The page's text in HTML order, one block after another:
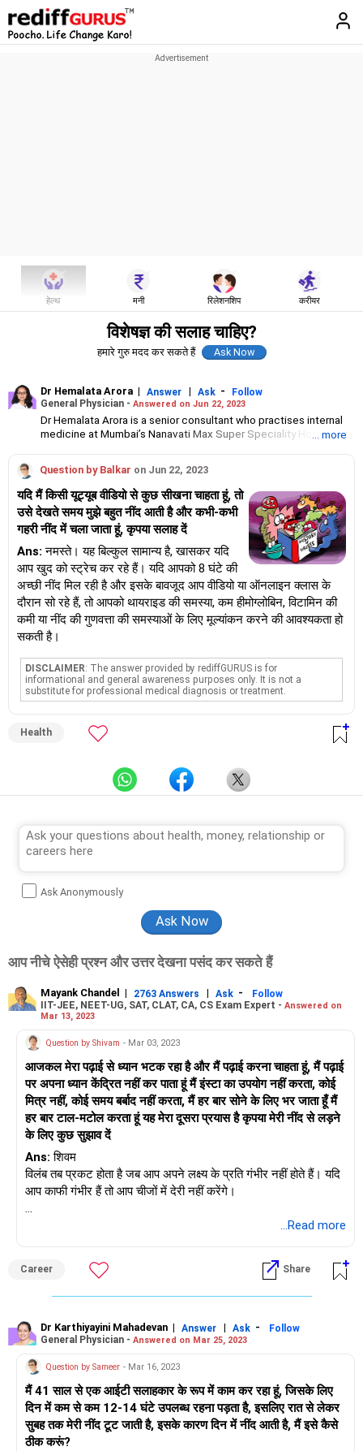
हेल्थ मनी रिलेशनशिप करीयर
विशेषज्ञ की सलाह चाहिए?
हमारे गुरु मदद कर सकते हैं
Dr Hemalata Arora | Answer | Ask -
Follow
General Physician - Answered on Jun 22, 2023
Dr Hemalata Arora is a senior consultant who practises internal
medicine at Mumbai’s Nanavati Max Super Speciality Hospital.
Dr Arora completed her MBBS and MD from the King Edward
Memorial Hospital and Seth Gordhandas Sunderdas Medical
College in Mumbai.
She is ECFMG certified, accredited by the American Board of
Internal Medicine, Diplomate of the National Board and a DNB
faculty.
She was honoured with the Paul Bunn award for her promising
performance in the field of infectious diseases at SUNY Upstate
Medical University, New York.
... more
Question by Balkar on Jun 22, 2023
यदि मैं किसी यूट्यूब वीडियो से कुछ सीखना चाहता हूं, तो
उसे देखते समय मुझे बहुत नींद आती है और कभी-कभी
गहरी नींद में चला जाता हूं, कृपया सलाह दें
Ans: नमस्ते। यह बिल्कुल सामान्य है, खासकर यदि
आप खुद को स्ट्रेच कर रहे हैं। यदि आपको 8 घंटे की
अच्छी नींद मिल रही है और इसके बावजूद आप वीडियो या ऑनलाइन क्लास के
दौरान सो रहे हैं, तो आपको थायराइड की समस्या, कम हीमोग्लोबिन, विटामिन की
कमी या नींद की गुणवत्ता की समस्याओं के लिए मूल्यांकन करने की आवश्यकता हो
सकती है।
DISCLAIMER: The answer provided by rediffGURUS is for
informational and general awareness purposes only. It is not a
substitute for professional medical diagnosis or treatment.
Health
Ask Anonymously
आप नीचे ऐसेही प्रश्न और उत्तर देखना पसंद कर सकते हैं
Mayank Chandel | 2763 Answers | Ask -
Follow
IIT-JEE, NEET-UG, SAT, CLAT, CA, CS Exam Expert - Answered on
Mar 13, 2023
Question by Shivam - Mar 03, 2023
आजकल मेरा पढ़ाई से ध्यान भटक रहा है और मैं पढ़ाई करना चाहता हूं, मैं पढ़ाई
पर अपना ध्यान केंद्रित नहीं कर पाता हूं मैं इंस्टा का उपयोग नहीं करता, कोई
मित्र नहीं, कोई समय बर्बाद नहीं करता, मैं हर बार सोने के लिए भर जाता हूँ मैं
हर बार टाल-मटोल करता हूं यह मेरा दूसरा प्रयास है कृपया मेरी नींद से लड़ने
के लिए कुछ सुझाव दें
Ans: शिवम
विलंब तब प्रकट होता है जब आप अपने लक्ष्य के प्रति गंभीर नहीं होते हैं। यदि
आप काफी गंभीर हैं तो आप चीजों में देरी नहीं करेंगे।
नींद के लिए चिकित्सक से परामर्श अवश्य लें, हो सकता है कि आपको उचित
शरीर को ठीक से काम करने के लिए पोषण, शारीरिक गतिविधि और अच्छी नींद
की आवश्यकता होती है।
...Read more
Career Share
Dr Karthiyayini Mahadevan | Answer | Ask -
Follow
General Physician - Answered on Mar 25, 2023
Question by Sameer - Mar 16, 2023
मैं 41 साल से एक आईटी सलाहकार के रूप में काम कर रहा हूं, जिसके लिए
दिन में कम से कम 12-14 घंटे उपलब्ध रहना पड़ता है, इसलिए रात से लेकर
सुबह तक मेरी नींद टूट जाती है, इसके कारण दिन में नींद आती है, मैं इसे कैसे
ठीक करूं?